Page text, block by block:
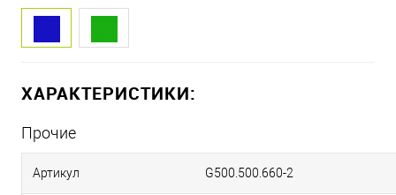
ХАРАКТЕРИСТИКИ:
Прочие
Артикул G500.500.660-2